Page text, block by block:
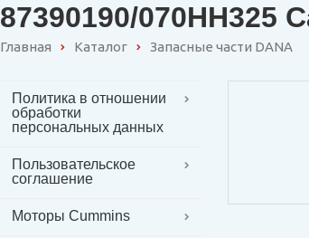
87390190/070HH325
Главная Каталог Запасные части DANA
Политика в отношении
обработки
персональных данных
Пользовательское
соглашение
Моторы Cummins